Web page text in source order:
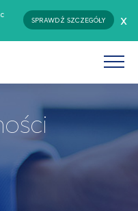
SPRAWDŹ SZCZEGÓŁY x